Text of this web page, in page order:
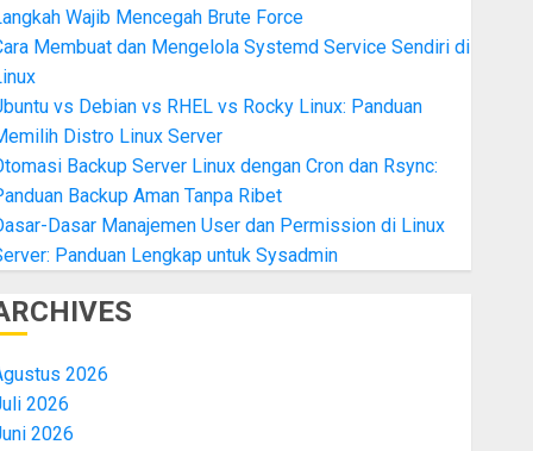
Wajib Mencegah Brute Force
Membuat dan Mengelola Systemd Service Sendiri di
vs Debian vs RHEL vs Rocky Linux: Panduan
Distro Linux Server
Backup Server Linux dengan Cron dan Rsync:
Backup Aman Tanpa Ribet
Dasar Manajemen User dan Permission di Linux
Panduan Lengkap untuk Sysadmin
2026
2026
2026